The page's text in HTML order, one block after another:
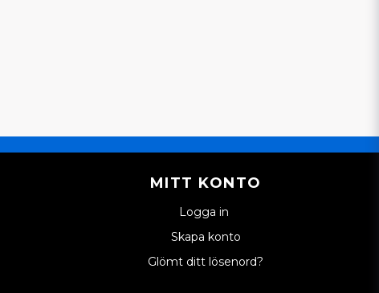
MITT KONTO
Logga in
Skapa konto
Glömt ditt lösenord?